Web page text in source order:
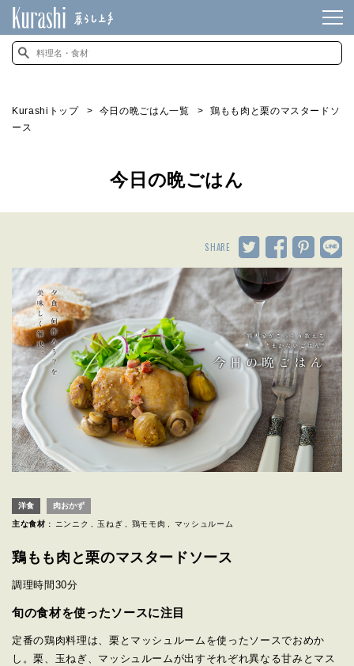
Kurashiトップ 今日の晩ごはん一覧
鶏もも肉と栗のマスタードソ
ース
今日の晩ごはん
SHARE
洋食 肉おかず
主な食材 : ニンニク 玉ねぎ 鶏モモ肉 マッシュルーム
鶏もも肉と栗のマスタードソース
調理時間 30分
旬の食材を使ったソースに注目
定番の鶏肉料理は、栗とマッシュルームを使ったソースでおめか
し。栗、玉ねぎ、マッシュルームが出すそれぞれ異なる甘みとマス